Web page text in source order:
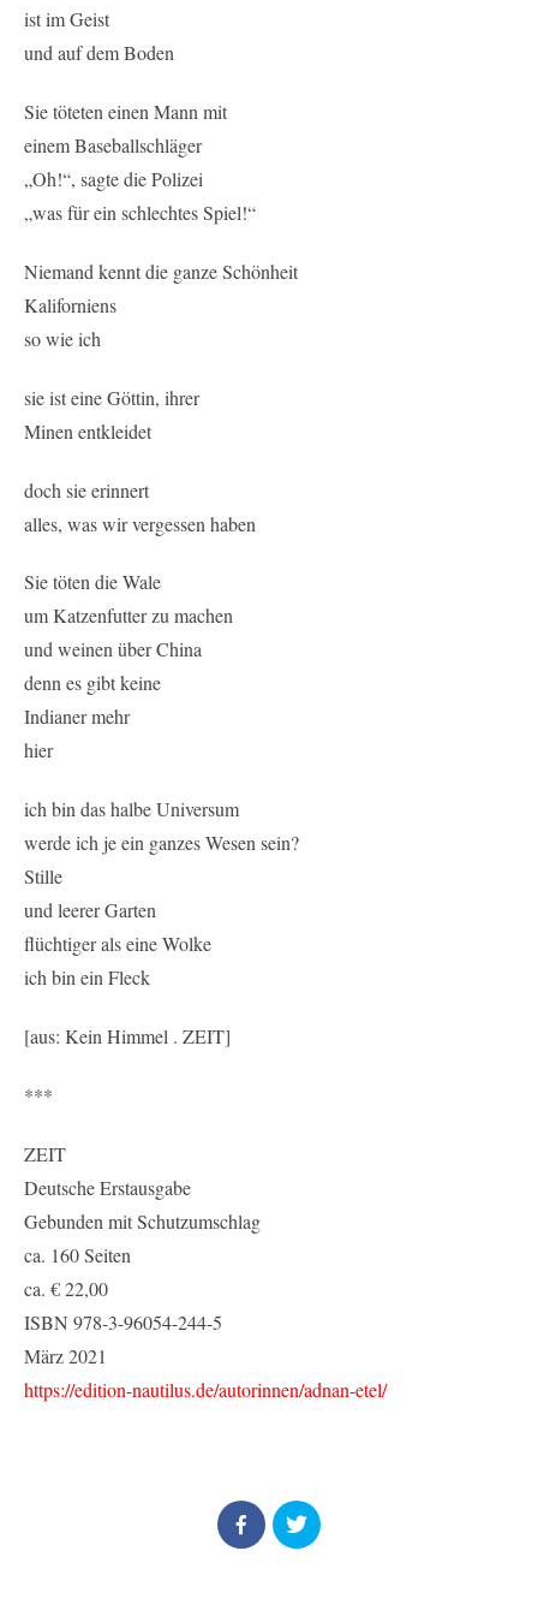
ist im Geist
und auf dem Boden
Sie töteten einen Mann mit
einem Baseballschläger
„Oh!“, sagte die Polizei
„was für ein schlechtes Spiel!“
Niemand kennt die ganze Schönheit
Kaliforniens
so wie ich
sie ist eine Göttin, ihrer
Minen entkleidet
doch sie erinnert
alles, was wir vergessen haben
Sie töten die Wale
um Katzenfutter zu machen
und weinen über China
denn es gibt keine
Indianer mehr
hier
ich bin das halbe Universum
werde ich je ein ganzes Wesen sein?
Stille
und leerer Garten
flüchtiger als eine Wolke
ich bin ein Fleck
[aus: Kein Himmel . ZEIT]
***
ZEIT
Deutsche Erstausgabe
Gebunden mit Schutzumschlag
ca. 160 Seiten
ca. € 22,00
ISBN 978-3-96054-244-5
März 2021
https://edition-nautilus.de/autorinnen/adnan-etel/